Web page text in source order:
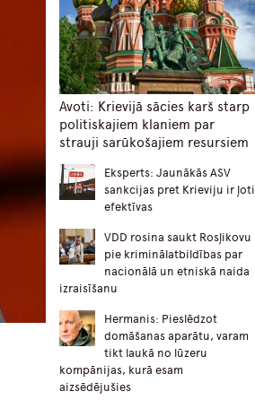
Avoti: Krievijā sācies karš starp
politiskajiem klaniem par
strauji sarūkošajiem resursiem
Eksperts: Jaunākās ASV
sankcijas pret Krieviju ir ļoti
efektīvas
VDD rosina saukt Rosļikovu
pie kriminālatbildības par
nacionālā un etniskā naida
izraisīšanu
Hermanis: Pieslēdzot
domāšanas aparātu, varam
tikt laukā no lūzeru
kompānijas, kurā esam
aizsēdējušies